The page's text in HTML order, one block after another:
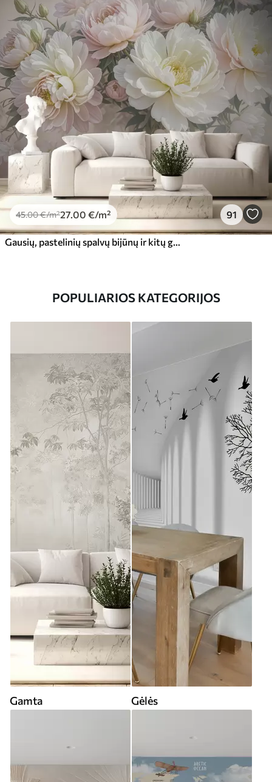
45.00€/m²27 .00 €/m² 91
POPULIARIOS KATEGORIJOS
Gamta Gėlės